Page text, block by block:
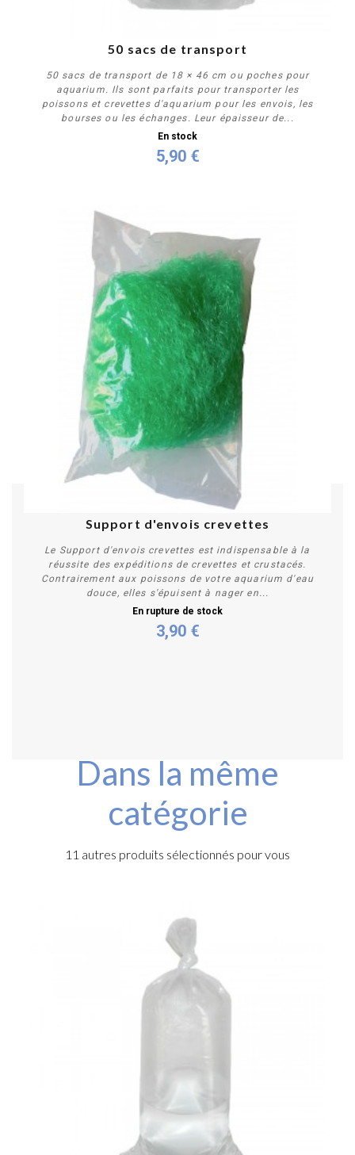
50 sacs de transport
50 sacs de transport de 18 × 46 cm ou poches pour
aquarium. Ils sont parfaits pour transporter les
poissons et crevettes d'aquarium pour les envois, les
bourses ou les échanges. Leur épaisseur de...
En stock
5,90 €
Support d'envois crevettes
Le Support d'envois crevettes est indispensable à la
réussite des expéditions de crevettes et crustacés.
Contrairement aux poissons de votre aquarium d'eau
douce, elles s'épuisent à nager en...
En rupture de stock
3,90 €
Dans la même
catégorie
11 autres produits sélectionnés pour vous